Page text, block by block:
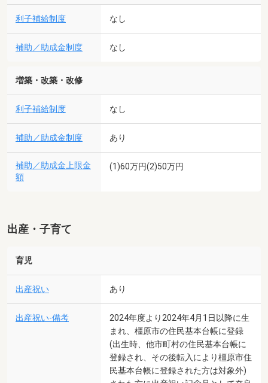
利子補給制度 なし
補助／助成金制度 なし
増築・改築・改修
利子補給制度 なし
補助／助成金制度 あり
補助／助成金上限金
額
(1)60万円(2)50万円
出産・子育て
育児
出産祝い あり
出産祝い-備考
2024年度より2024年4月1日以降に生
まれ、橿原市の住民基本台帳に登録
(出生時、他市町村の住民基本台帳に
登録され、その後転入により橿原市住
民基本台帳に登録された方は対象外)